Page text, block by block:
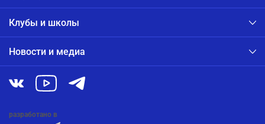
Клубы и школы
Новости и медиа
разработано в